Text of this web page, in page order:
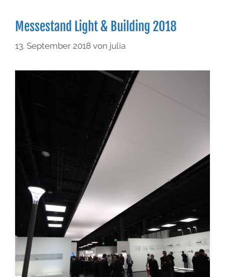
Messestand Light & Building 2018
13. September 2018 von julia